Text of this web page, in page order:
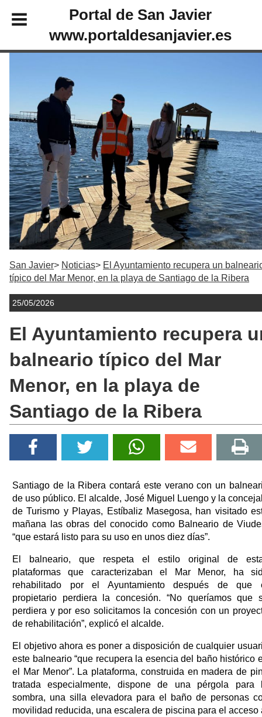
Portal de San Javier
www.portaldesanjavier.es
San Javier Noticias
El Ayuntamiento recupera un
típico del Mar Menor, en la playa de Santiago de la Ribera
25/05/2026
El Ayuntamiento recupera
balneario típico del Mar
Menor, en la playa de
Santiago de la Ribera
Santiago de la Ribera contará este verano con un
de uso público. El alcalde, José Miguel Luengo y la
de Turismo y Playas, Estíbaliz Masegosa, han visitado
mañana las obras del conocido como Balneario de
“que estará listo para su uso en unos diez días”.
El balneario, que respeta el estilo original de
plataformas que caracterizaban el Mar Menor, ha
rehabilitado por el Ayuntamiento después de que
propietario perdiera la concesión. “No queríamos que
perdiera y por eso solicitamos la concesión con un
de rehabilitación”, explicó el alcalde.
El objetivo ahora es poner a disposición de cualquier
este balneario “que recupera la esencia del baño histórico
el Mar Menor”. La plataforma, construida en madera de
tratada especialmente, dispone de una pérgola para
sombra, una silla elevadora para el baño de personas
movilidad reducida, una escalera de piscina para el acceso